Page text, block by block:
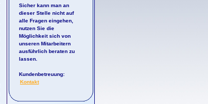
Sicher kann man an
dieser Stelle nicht auf
alle Fragen eingehen,
nutzen Sie die
Möglichkeit sich von
unseren Mitarbeitern
ausführlich beraten zu
lassen.
Kundenbetreuung:
Kontakt